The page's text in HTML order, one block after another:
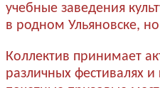
учебные заведения
в родном Ульяновске,
Коллектив принимает
различных фестивалях